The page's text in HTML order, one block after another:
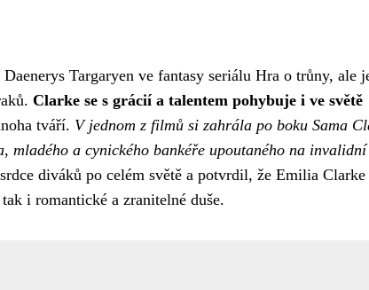
Targaryen ve fantasy seriálu Hra o trůny, ale
Clarke se s grácií a talentem pohybuje i ve světě
tváří. V jednom z filmů si zahrála po boku Sama
mladého a cynického bankéře upoutaného na
diváků po celém světě a potvrdil, že Emilia Clarke
i romantické a zranitelné duše.